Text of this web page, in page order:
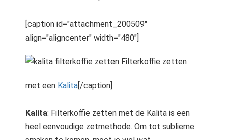
[caption id="attachment_200509"
align="aligncenter" width="480"]
Filterkoffie zetten
met een Kalita [/caption]
Kalita: Filterkoffie zetten met de Kalita is een
heel eenvoudige zetmethode. Om tot sublieme